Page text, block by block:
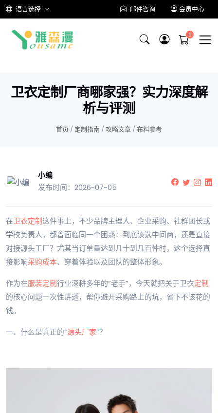
语言选择 邮件咨询 会员中心
卫衣定制厂商哪家强？实力深度解
析与评测
首页 / 定制指南 / 攻略文章 / 布料参考
小编
发布时间：2026-07-05
在卫衣定制这件事上，不少品牌主理人、企业采购、社群团长或
学校负责人，都曾面临同一个困惑：到底该选中间商，还是直接
对接源头工厂？尤其当订单量达到几十到几百件时，这个选择直
接影响采购成本、穿着体验以及团队的整体形象。
作为在服装定制行业深耕多年的“老手”，今天就把关于卫衣定制
的核心问题一次性讲透，帮你避开采购路上的坑，省下不该花的
钱。
一、什么是真正的“源头厂家”？